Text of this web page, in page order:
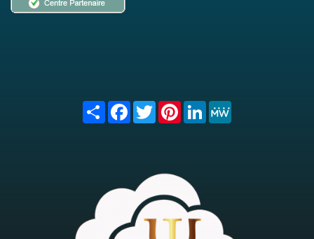
Share FacebookTwitterPinterest
LinkedIn